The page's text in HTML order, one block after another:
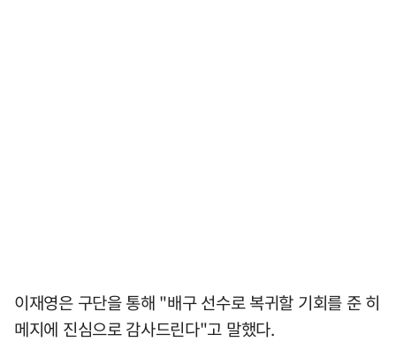
이재영은 구단을 통해 "배구 선수로 복귀할 기회를 준 히
메지에 진심으로 감사드린다"고 말했다.